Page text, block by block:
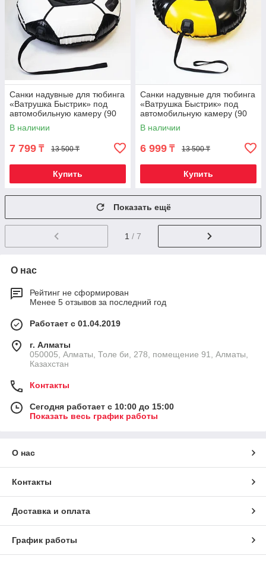
Санки надувные для тюбинга
«Ватрушка Быстрик» под
автомобильную камеру (90
см / Мяч)
В наличии
7 799 ₸ 13 500 ₸
Купить
Санки надувные для тюбинга
«Ватрушка Быстрик» под
автомобильную камеру (90
см / Реактор)
В наличии
6 999 ₸ 13 500 ₸
Купить
Показать ещё
1 / 7
О нас
Рейтинг не сформирован
Менее 5 отзывов за последний год
Работает с 01.04.2019
г. Алматы
050005, Алматы, Толе би, 278, помещение 91, Алматы,
Казахстан
Контакты
Сегодня работает с 10:00 до 15:00
Показать весь график работы
О нас
Контакты
Доставка и оплата
График работы